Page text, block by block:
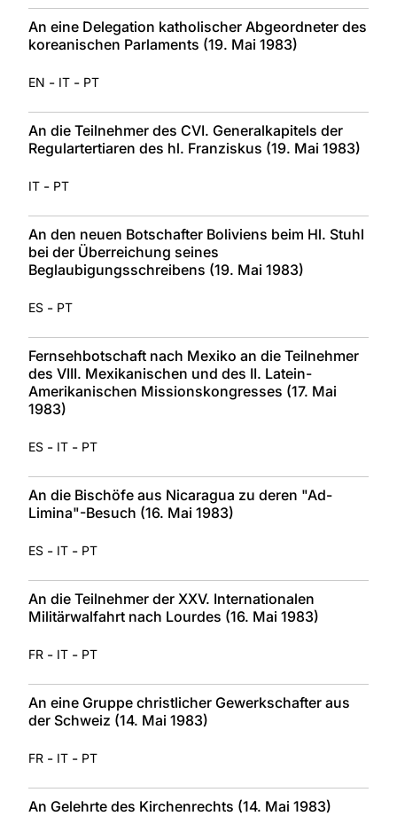
An eine Delegation katholischer Abgeordneter des
koreanischen Parlaments (19. Mai 1983)
EN - IT - PT
An die Teilnehmer des CVI. Generalkapitels der
Regulartertiaren des hl. Franziskus (19. Mai 1983)
IT - PT
An den neuen Botschafter Boliviens beim Hl. Stuhl
bei der Überreichung seines
Beglaubigungsschreibens (19. Mai 1983)
ES - PT
Fernsehbotschaft nach Mexiko an die Teilnehmer
des VIII. Mexikanischen und des II. Latein-
Amerikanischen Missionskongresses (17. Mai
1983)
ES - IT - PT
An die Bischöfe aus Nicaragua zu deren "Ad-
Limina"-Besuch (16. Mai 1983)
ES - IT - PT
An die Teilnehmer der XXV. Internationalen
Militärwalfahrt nach Lourdes (16. Mai 1983)
FR - IT - PT
An eine Gruppe christlicher Gewerkschafter aus
der Schweiz (14. Mai 1983)
FR - IT - PT
An Gelehrte des Kirchenrechts (14. Mai 1983)